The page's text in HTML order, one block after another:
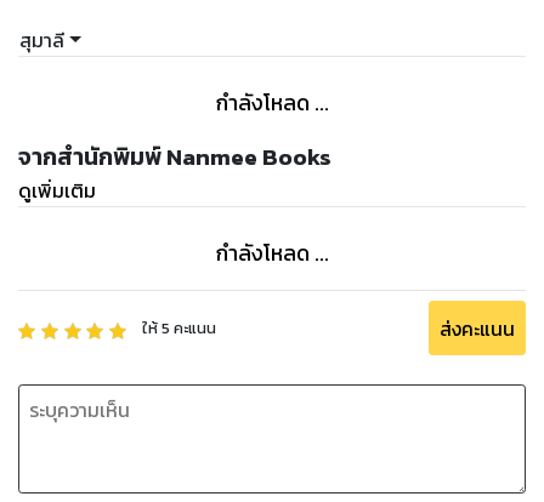
สุมาลี
กำลังโหลด ...
จากสำนักพิมพ์ Nanmee Books
ดูเพิ่มเติม
กำลังโหลด ...
ให้5 คะแนน ส่งคะแนน